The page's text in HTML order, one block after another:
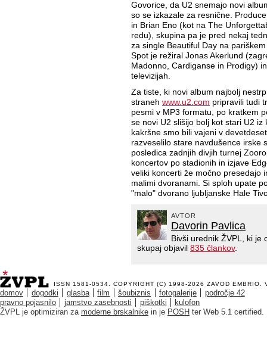
Govorice, da U2 snemajo novi
so se izkazale za resnične.
in Brian Eno (kot na The
redu), skupina pa je pred nekaj
za single Beautiful Day na
Spot je režiral Jonas Akerlund
Madonno, Cardiganse in Prodigy)
televizijah.
Za tiste, ki novi album najbolj
straneh www.u2.com pripravili tudi
pesmi v MP3 formatu, po kratkem
se novi U2 slišijo bolj kot stari U2
kakršne smo bili vajeni v
razveselilo stare navdušence irske
posledica zadnjih divjih turnej
koncertov po stadionih in izjave
veliki koncerti že močno presedajo
malimi dvoranami. Si sploh upate
"malo" dvorano ljubljanske Hale
AVTOR
Davorin Pavlica
Bivši urednik ŽVPL, ki je
skupaj objavil 835 člankov.
ISSN 1581-0534. COPYRIGHT (C) 1998-2026 ZAVOD EMBRIO .
domov dogodki glasba film šoubiznis fotogalerije
področje 42
pravno pojasnilo
jamstvo zasebnosti piškotki
kulofon
ŽVPL je optimiziran za moderne brskalnike in je POSH ter Web 5.1 certified.